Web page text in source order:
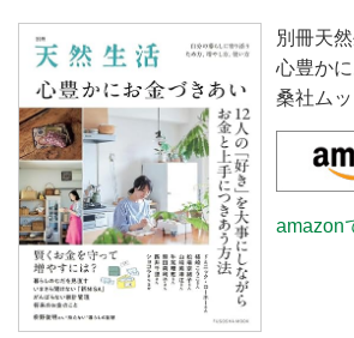
別冊天
心豊か
桑社ムッ
amazon